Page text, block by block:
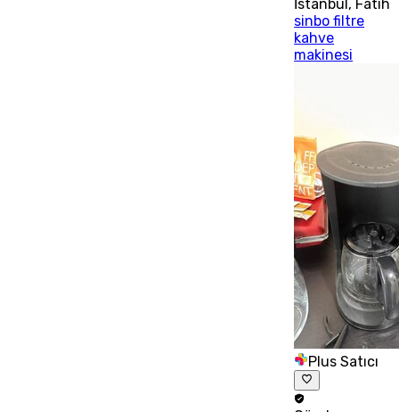
İstanbul , Fatih
sinbo filtre
kahve
makinesi
Plus Satıcı